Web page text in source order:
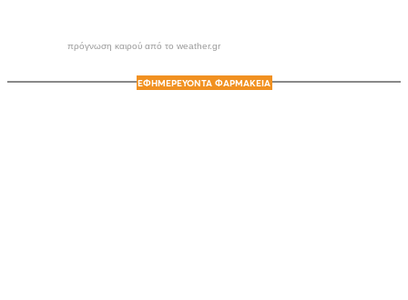
πρόγνωση καιρού από το weather.gr
ΕΦΗΜΕΡΕΥΟΝΤΑ ΦΑΡΜΑΚΕΙΑ